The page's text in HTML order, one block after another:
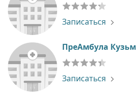
Записаться
ПреАмбула
Записаться